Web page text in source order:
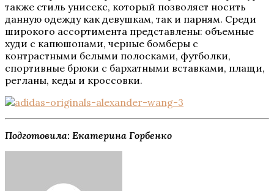
также стиль унисекс, который позволяет носить
данную одежду как девушкам, так и парням. Среди
широкого ассортимента представлены: объемные
худи с капюшонами, черные бомберы с
контрастными белыми полосками, футболки,
спортивные брюки с бархатными вставками, плащи,
регланы, кеды и кроссовки.
Подготовила: Екатерина Горбенко